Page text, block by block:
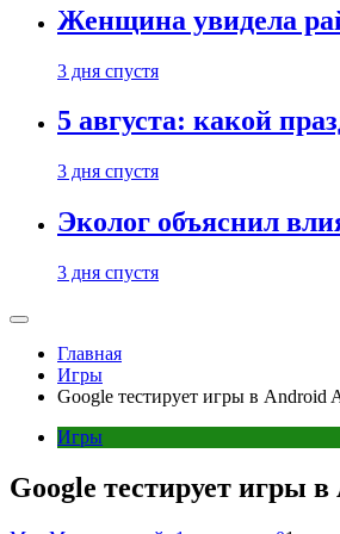
Женщина увидела
3 дня спустя
5 августа: какой
3 дня спустя
Эколог объяснил
3 дня спустя
Главная
Игры
Google тестирует игры в Android
Игры
Google тестирует игры